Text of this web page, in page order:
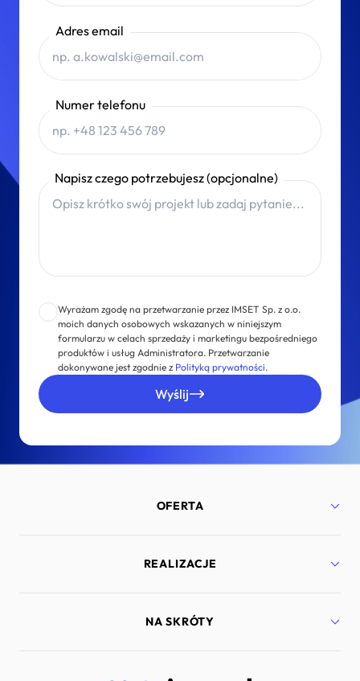
Adres email
Numer telefonu
Napisz czego potrzebujesz (opcjonalne)
Wyrażam zgodę na przetwarzanie przez IMSET Sp. z o.o.
moich danych osobowych wskazanych w niniejszym
formularzu w celach sprzedaży i marketingu bezpośredniego
produktów i usług Administratora. Przetwarzanie
dokonywane jest zgodnie z Polityką prywatności.
Wyślij
OFERTA
Strony internetowe
Marketing internetowy
REALIZACJE
Port Lotniczy Gdańsk
NA SKRÓTY